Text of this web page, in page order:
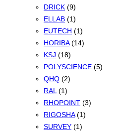
DRICK (9)
ELLAB (1)
EUTECH (1)
HORIBA (14)
KSJ (18)
POLYSCIENCE (5)
QHQ (2)
RAL (1)
RHOPOINT (3)
RIGOSHA (1)
SURVEY (1)